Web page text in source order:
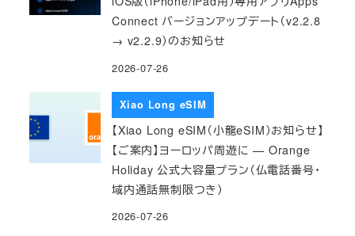
Connect バージョンアップデート（v2.2.8
→ v2.2.9）のお知らせ
2026-07-26
Xiao Long eSIM
【Xiao Long eSIM（小龍eSIM）お知らせ】
【ご案内】ヨーロッパ周遊に — Orange
Holiday 公式大容量プラン（仏電話番号・
域内通話無制限つき）
2026-07-26